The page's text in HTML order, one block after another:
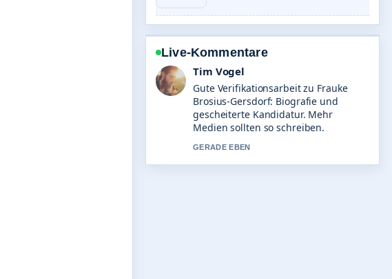
Live-Kommentare
Mila Kruger
Starke Einordnung zu Julian Benz:
Alter, Beruf, Gage und
Beziehungsstatus. Das ist die klarste
Zusammenfassung, die ich heute